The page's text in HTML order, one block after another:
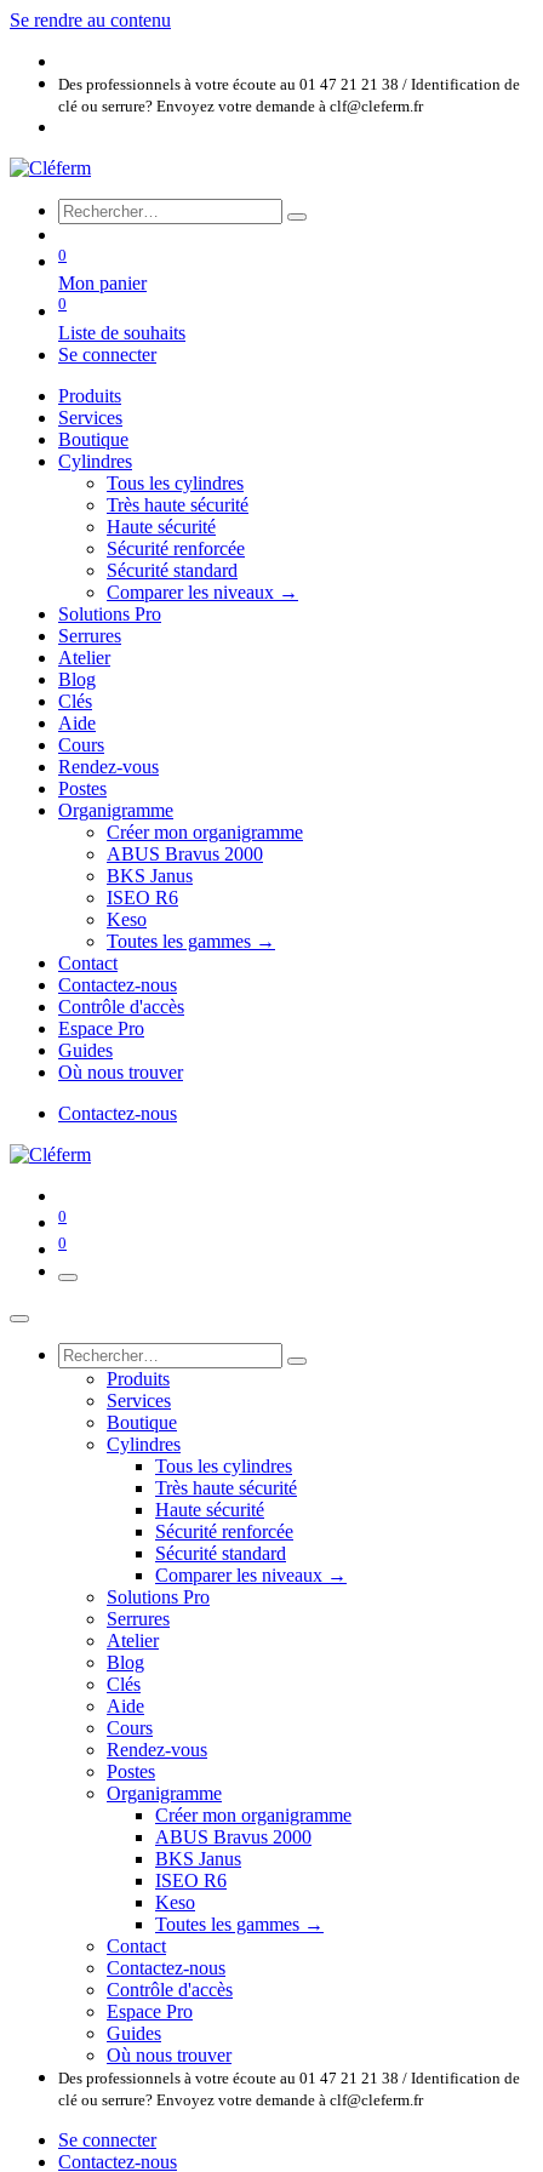
Se rendre au contenu
Des professionnels à votre écoute au 01 47 21 21 38 / Identification de
clé ou serrure? Envoyez votre demande à clf@cleferm.fr
0
Mon panier
0
Liste de souhaits
Se connecter
Produits
Services
Boutique
Cylindres
Tous les cylindres
Très haute sécurité
Haute sécurité
Sécurité renforcée
Sécurité standard
Comparer les niveaux →
Solutions Pro
Serrures
Atelier
Blog
Clés
Aide
Cours
Rendez-vous
Postes
Organigramme
Créer mon organigramme
ABUS Bravus 2000
BKS Janus
ISEO R6
Keso
Toutes les gammes →
Contact
Contactez-nous
Contrôle d'accès
Espace Pro
Guides
Où nous trouver
Contactez-nous
0
0
Produits
Services
Boutique
Cylindres
Tous les cylindres
Très haute sécurité
Haute sécurité
Sécurité renforcée
Sécurité standard
Comparer les niveaux →
Solutions Pro
Serrures
Atelier
Blog
Clés
Aide
Cours
Rendez-vous
Postes
Organigramme
Créer mon organigramme
ABUS Bravus 2000
BKS Janus
ISEO R6
Keso
Toutes les gammes →
Contact
Contactez-nous
Contrôle d'accès
Espace Pro
Guides
Où nous trouver
Des professionnels à votre écoute au 01 47 21 21 38 / Identification de
clé ou serrure? Envoyez votre demande à clf@cleferm.fr
Se connecter
Contactez-nous